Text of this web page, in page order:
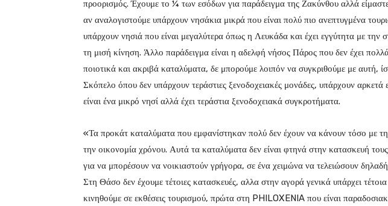
προορισμός. Έχουμε το ¼ των εσόδων για παράδειγμα της Ζακύνθου αλλά
αν αναλογιστούμε υπάρχουν νησάκια μικρά που είναι πολύ πιο ανεπτυγμένα
υπάρχουν νησιά που είναι μεγαλύτερα όπως η Λευκάδα και έχει εγγύτητα με την
τη μισή κίνηση. Άλλο παράδειγμα είναι η αδελφή νήσος Πάρος που δεν έχει
ποιοτικά και ακριβά καταλύματα, δε μπορούμε λοιπόν να συγκριθούμε με αυτή,
Σκόπελο όπου δεν υπάρχουν τεράστιες ξενοδοχειακές μονάδες, υπάρχουν
είναι ένα μικρό νησί αλλά έχει τεράστια ξενοδοχειακά συγκροτήματα.
«Τα προκάτ καταλύματα που εμφανίστηκαν πολύ δεν έχουν να κάνουν τόσο με
την οικονομία χρόνου. Αυτά τα καταλύματα δεν είναι φτηνά στην κατασκευή
για να μπορέσουν να νοικιαστούν γρήγορα, σε ένα χειμώνα να τελειώσουν
Στη Θάσο δεν έχουμε τέτοιες κατασκευές, αλλα στην αγορά γενικά υπάρχει
κινηθούμε σε εκθέσεις τουρισμού, πρώτα στη PHILOXENIA που είναι